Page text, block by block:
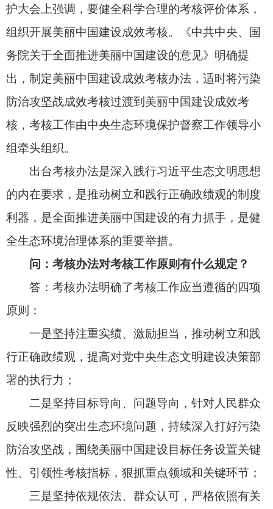
全生态环境治理体系的重要举措。
问：考核办法对考核工作原则有什么规定？
答：考核办法明确了考核工作应当遵循的四项
原则：
行正确政绩观，提高对党中央生态文明建设决策部
署的执行力；
二是坚持目标导向、问题导向，针对人民群众
反映强烈的突出生态环境问题，持续深入打好污染
防治攻坚战，围绕美丽中国建设目标任务设置关键
三是坚持依规依法、群众认可，严格依照有关
党内法规、生态环境法典等法律要求，规范考核方
式和程序，做到精准科学、客观公正，注重减轻基
层负担，充分发挥社会监督作用；
实，压实生态环境保护责任。
问：考核办法的适用对象包括哪些？主要考核
哪些内容？
答：考核办法适用于对各省（自治区、直辖
市）党委和政府美丽中国建设成效的考核。各省
核要求，按照本地区经审批报备的考核计划，结合
实际考核下一级党委和政府美丽中国建设成效相关
内容。